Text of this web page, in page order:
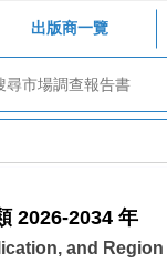
出版商一覽
2026-2034 年
and Region